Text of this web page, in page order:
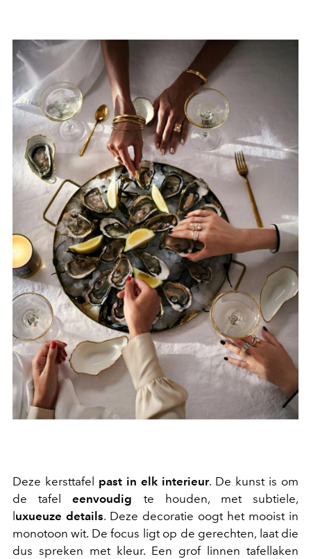
Deze kersttafel past in elk interieur. De kunst is om
de tafeleenvoudig te houden, met subtiele,
uxueuze details. Deze decoratie oogt het mooist in
monotoon wit. De focus ligt op de gerechten, laat die
dus spreken met kleur. Een grof linnen tafellaken